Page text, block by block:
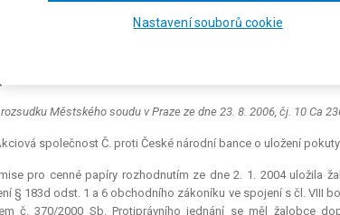
hranici dvou třetin a dále tří čtvrtin
akcionář sankcionován za porušení povinnosti
rozhodnutí však vyplývá, že má jít o porušení
nepřezkoumatelné pro nesrozumitelnost spočívající
Městského soudu v Praze ze dne 23. 8. 2006, čj. 10 Ca
společnost Č. proti České národní bance o uložení
pro cenné papíry rozhodnutím ze dne 2. 1. 2004 uložila
§ 183d odst. 1 a 6 obchodního zákoníku ve spojení s čl. VIII
č. 370/2000 Sb. Protiprávního jednání se měl žalobce
Nastavení souborů cookie